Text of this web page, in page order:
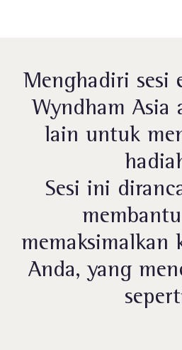
Menghadiri sesi
Wyndham Asia
lain untuk
Sesi ini
memaksimalkan
Anda, yang